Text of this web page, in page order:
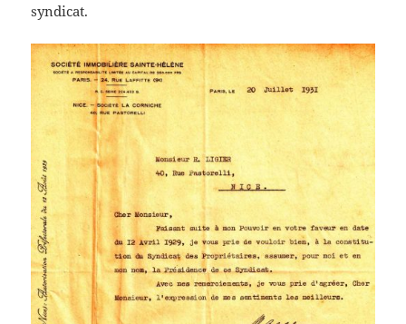
syndicat.